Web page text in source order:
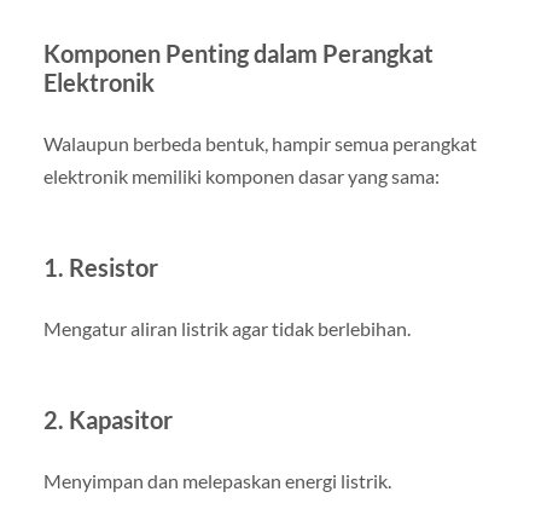
Komponen Penting dalam Perangkat
Elektronik
Walaupun berbeda bentuk, hampir semua perangkat
elektronik memiliki komponen dasar yang sama:
1. Resistor
Mengatur aliran listrik agar tidak berlebihan.
2. Kapasitor
Menyimpan dan melepaskan energi listrik.